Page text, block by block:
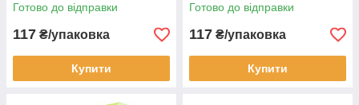
Готово до відправки
117 ₴/упаковка
Купити
Готово до відправки
117 ₴/упаковка
Купити